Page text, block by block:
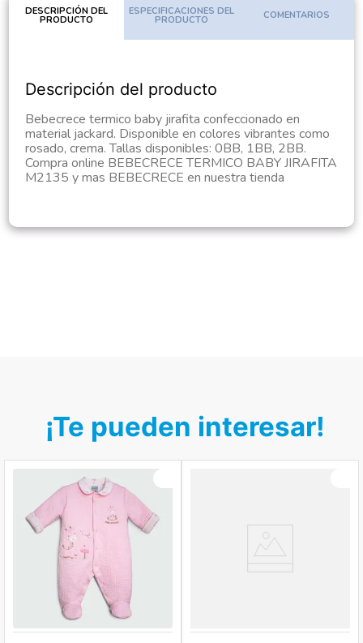
DESCRIPCIÓN DEL
PRODUCTO
ESPECIFICACIONES DEL
PRODUCTO COMENTARIOS
Descripción del producto
Bebecrece termico baby jirafita confeccionado en
material jackard. Disponible en colores vibrantes como
rosado, crema. Tallas disponibles: 0BB, 1BB, 2BB.
Compra online BEBECRECE TERMICO BABY JIRAFITA
M2135 y mas BEBECRECE en nuestra tienda
¡Te pueden interesar!